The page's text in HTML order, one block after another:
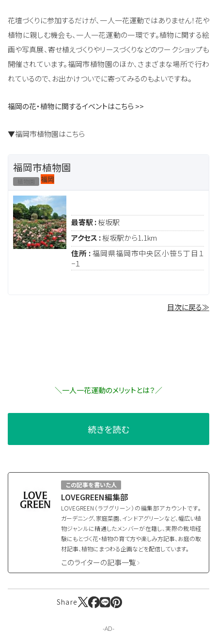
花壇づくりに参加するだけが、一⼈一花運動ではありません！花や
植物に親しむ機会も、一⼈一花運動の一環です。植物に関する絵
画や写真展、寄せ植えづくりやリースづくりなどのワークショップも
開催されています。福岡市植物園のほか、さまざまな場所で行わ
れているので、お出かけついでに寄ってみるのもよいですね。
福岡の花・植物に関するイベントはこちら >>
▼福岡市植物園はこちら
福岡市植物園
福岡
植物園
最寄駅 :桜坂駅
アクセス :桜坂駅から1.1km
住所 :福岡県福岡市中央区小笹５丁目１
−１
目次に戻る≫
＼一人一花運動のメリットとは？／
続きを読む
この記事を書いた人
LOVEGREEN編集部
LOVEGREEN（ラブグリーン）の編集部アカウントです。
ガーデニング、家庭菜園、インドアグリーンなど、幅広い植
物ジャンルに精通したメンバーが在籍し、実際の栽培経
験にもとづく花・植物の育て方や楽しみ方記事、お庭の取
材記事、植物にまつわる企画などを配信しています。
このライターの記事一覧
Share